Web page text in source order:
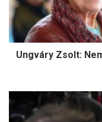
y
Z
s
:
N
e
Ungváry Zsolt:
O